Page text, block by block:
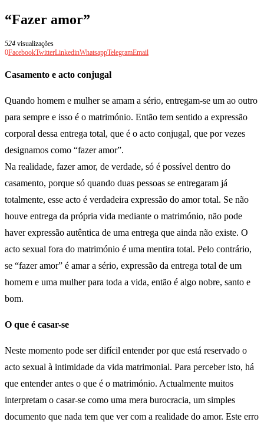
“Fazer amor”
524 visualizações
0FacebookTwitterLinkedinWhatsappTelegramEmail
Casamento e acto conjugal
Quando homem e mulher se amam a sério, entregam-se um ao outro
para sempre e isso é o matrimónio. Então tem sentido a expressão
corporal dessa entrega total, que é o acto conjugal, que por vezes
designamos como “fazer amor”.
Na realidade, fazer amor, de verdade, só é possível dentro do
casamento, porque só quando duas pessoas se entregaram já
totalmente, esse acto é verdadeira expressão do amor total. Se não
houve entrega da própria vida mediante o matrimónio, não pode
haver expressão autêntica de uma entrega que ainda não existe. O
acto sexual fora do matrimónio é uma mentira total. Pelo contrário,
se “fazer amor” é amar a sério, expressão da entrega total de um
homem e uma mulher para toda a vida, então é algo nobre, santo e
bom.
O que é casar-se
Neste momento pode ser difícil entender por que está reservado o
acto sexual à intimidade da vida matrimonial. Para perceber isto, há
que entender antes o que é o matrimónio. Actualmente muitos
interpretam o casar-se como uma mera burocracia, um simples
documento que nada tem que ver com a realidade do amor. Este erro